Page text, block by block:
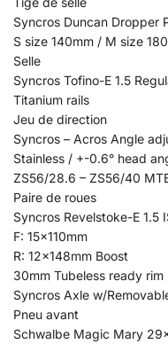
Syncros Duncan Dropper
S size 140mm / M size
Selle
Syncros Tofino-E 1.5
Titanium rails
Jeu de direction
Syncros – Acros Angle
Stainless / +-0.6° head
ZS56/28.6 – ZS56/40
Paire de roues
Syncros Revelstoke-E 1.5
F: 15x110mm
R: 12x148mm Boost
30mm Tubeless ready rim
Syncros Axle w/
Pneu avant
Schwalbe Magic Mary